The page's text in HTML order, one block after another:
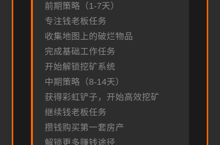
前期策略（1-7天）
专注钱老板任务
收集地图上的破烂物品
完成基础工作任务
开始解锁挖矿系统
中期策略（8-14天）
获得彩虹铲子，开始高效挖矿
继续钱老板任务
攒钱购买第一套房产
解锁更多赚钱途径